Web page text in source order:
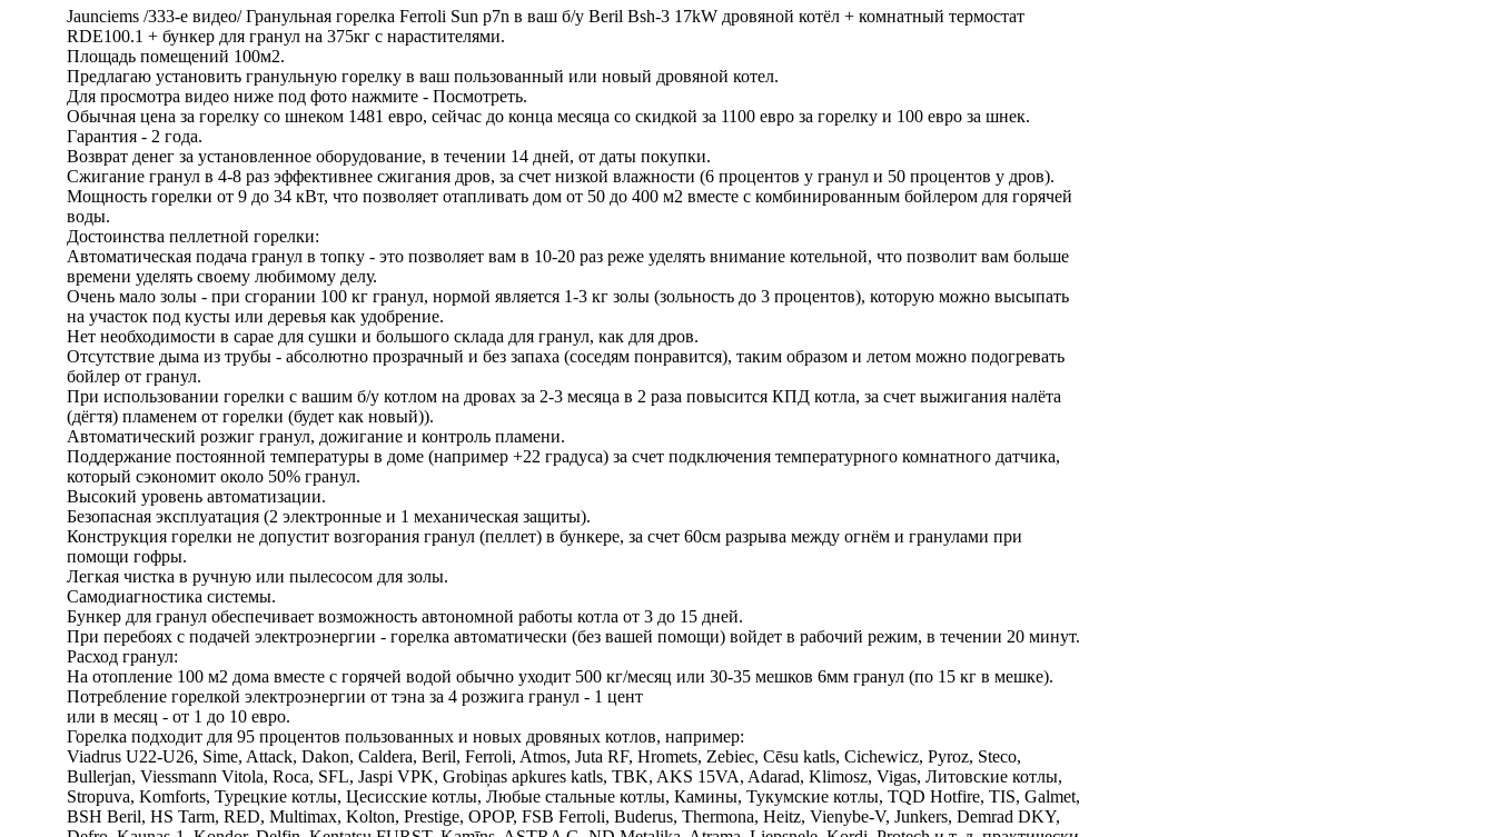
Jaunciems /333-е видео/ Гранульная горелка Ferroli Sun p7n в ваш б/у Beril Bsh-3 17kW дровяной котёл + комнатный термостат
RDE100.1 + бункер для гранул на 375кг с нарастителями.
Площадь помещений 100м2.
Предлагаю установить гранульную горелку в ваш пользованный или новый дровяной котел.
Для просмотра видео ниже под фото нажмите - Посмотреть.
Обычная цена за горелку со шнеком 1481 евро, сейчас до конца месяца со скидкой за 1100 евро за горелку и 100 евро за шнек.
Гарантия - 2 года.
Возврат денег за установленное оборудование, в течении 14 дней, от даты покупки.
Сжигание гранул в 4-8 раз эффективнее сжигания дров, за счет низкой влажности (6 процентов у гранул и 50 процентов у дров).
Мощность горелки от 9 до 34 кВт, что позволяет отапливать дом от 50 до 400 м2 вместе с комбинированным бойлером для горячей
воды.
Достоинства пеллетной горелки:
Автоматическая подача гранул в топку - это позволяет вам в 10-20 раз реже уделять внимание котельной, что позволит вам больше
времени уделять своему любимому делу.
Очень мало золы - при сгорании 100 кг гранул, нормой является 1-3 кг золы (зольность до 3 процентов), которую можно высыпать
на участок под кусты или деревья как удобрение.
Нет необходимости в сарае для сушки и большого склада для гранул, как для дров.
Отсутствие дыма из трубы - абсолютно прозрачный и без запаха (соседям понравится), таким образом и летом можно подогревать
бойлер от гранул.
При использовании горелки с вашим б/у котлом на дровах за 2-3 месяца в 2 раза повысится КПД котла, за счет выжигания налёта
(дёгтя) пламенем от горелки (будет как новый)).
Автоматический розжиг гранул, дожигание и контроль пламени.
Поддержание постоянной температуры в доме (например +22 градуса) за счет подключения температурного комнатного датчика,
который сэкономит около 50% гранул.
Высокий уровень автоматизации.
Безопасная эксплуатация (2 электронные и 1 механическая защиты).
Конструкция горелки не допустит возгорания гранул (пеллет) в бункере, за счет 60см разрыва между огнём и гранулами при
помощи гофры.
Легкая чистка в ручную или пылесосом для золы.
Самодиагностика системы.
Бункер для гранул обеспечивает возможность автономной работы котла от 3 до 15 дней.
При перебоях с подачей электроэнергии - горелка автоматически (без вашей помощи) войдет в рабочий режим, в течении 20 минут.
Расход гранул:
На отопление 100 м2 дома вместе с горячей водой обычно уходит 500 кг/месяц или 30-35 мешков 6мм гранул (по 15 кг в мешке).
Потребление горелкой электроэнергии от тэна за 4 розжига гранул - 1 цент
или в месяц - от 1 до 10 евро.
Горелка подходит для 95 процентов пользованных и новых дровяных котлов, например:
Viadrus U22-U26, Sime, Attack, Dakon, Caldera, Beril, Ferroli, Atmos, Juta RF, Hromets, Zebiec, Cēsu katls, Cichewicz, Pyroz, Steco,
Bullerjan, Viessmann Vitola, Roca, SFL, Jaspi VPK, Grobiņas apkures katls, TBK, AKS 15VA, Adarad, Klimosz, Vigas, Литовские котлы,
Stropuva, Komforts, Турецкие котлы, Цесисские котлы, Любые стальные котлы, Камины, Тукумские котлы, TQD Hotfire, TIS, Galmet,
BSH Beril, HS Tarm, RED, Multimax, Kolton, Prestige, OPOP, FSB Ferroli, Buderus, Thermona, Heitz, Vienybe-V, Junkers, Demrad DKY,